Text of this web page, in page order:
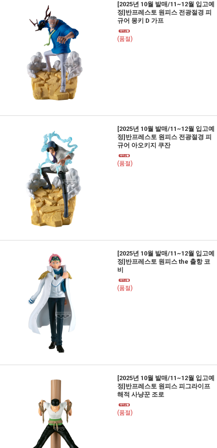
[2025년 10월 발매/11~12월 입고예
정]반프레스토 원피스 전광절경 피
규어 몽키 D 가프
(품절)
[2025년 10월 발매/11~12월 입고예
정]반프레스토 원피스 전광절경 피
규어 아오키지 쿠잔
(품절)
[2025년 10월 발매/11~12월 입고예
정]반프레스토 원피스 the 출항 코
비
(품절)
[2025년 10월 발매/11~12월 입고예
정]반프레스토 원피스 피그라이프
해적 사냥꾼 조로
(품절)